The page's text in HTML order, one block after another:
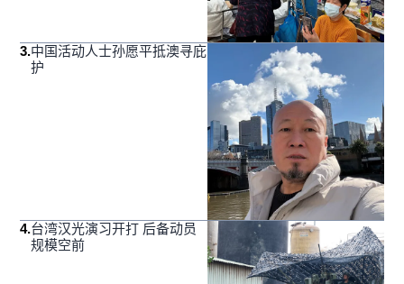
3.中国活动人士孙愿平抵澳寻庇
护
4.台湾汉光演习开打 后备动员
规模空前